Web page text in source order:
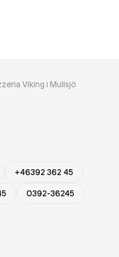
Viking i Mullsjö
+46392 362 45
0392-36245